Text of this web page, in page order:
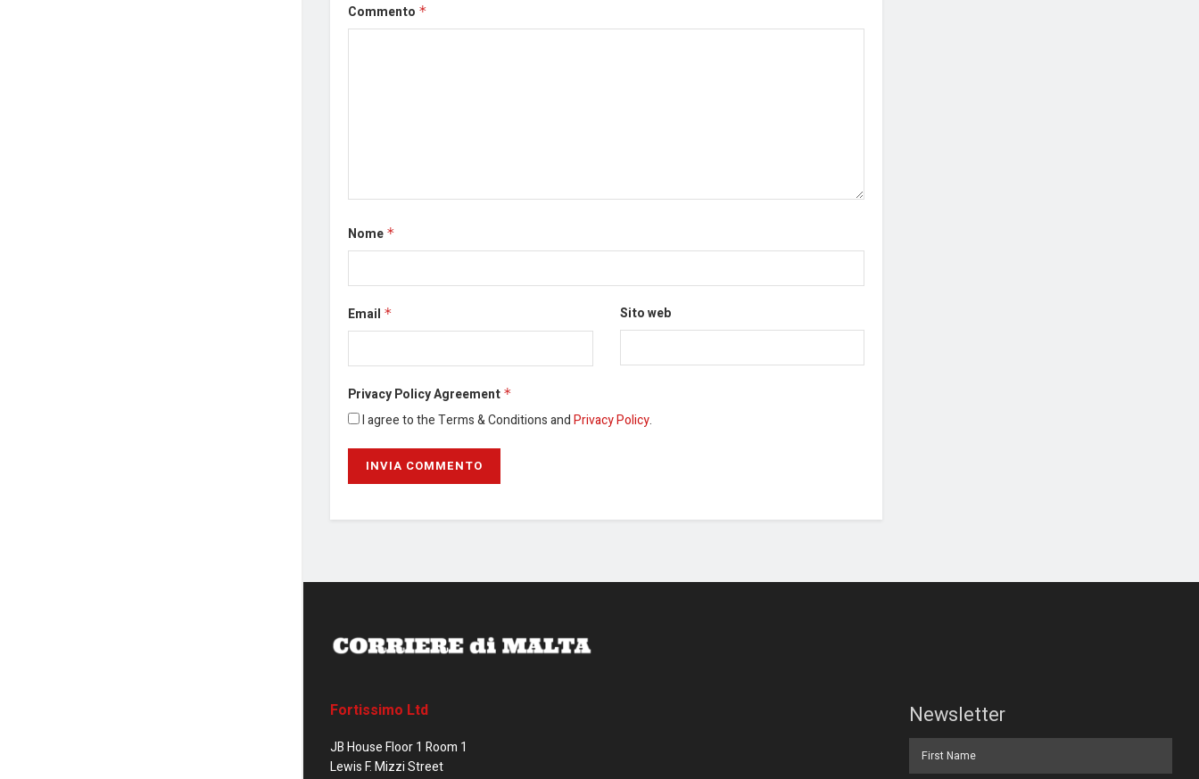
Commento *
Nome *
Email * Sito web
Privacy Policy Agreement *
I agree to the Terms & Conditions andPrivacy Policy.
Fortissimo Ltd
JB House Floor 1 Room 1
Lewis F. Mizzi Street
Newsletter